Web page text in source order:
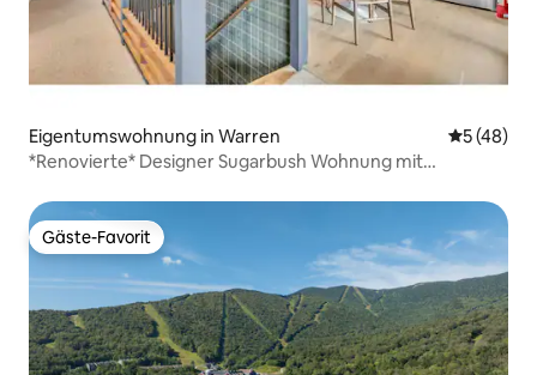
Eigentumswohnung in Warren
5 (48)
*Renovierte* Designer Sugarbush Wohnung mit
Gäste-Favorit
Gäste-Favorit